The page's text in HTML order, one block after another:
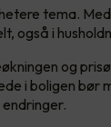
tema.
også i
og
i boligen bør